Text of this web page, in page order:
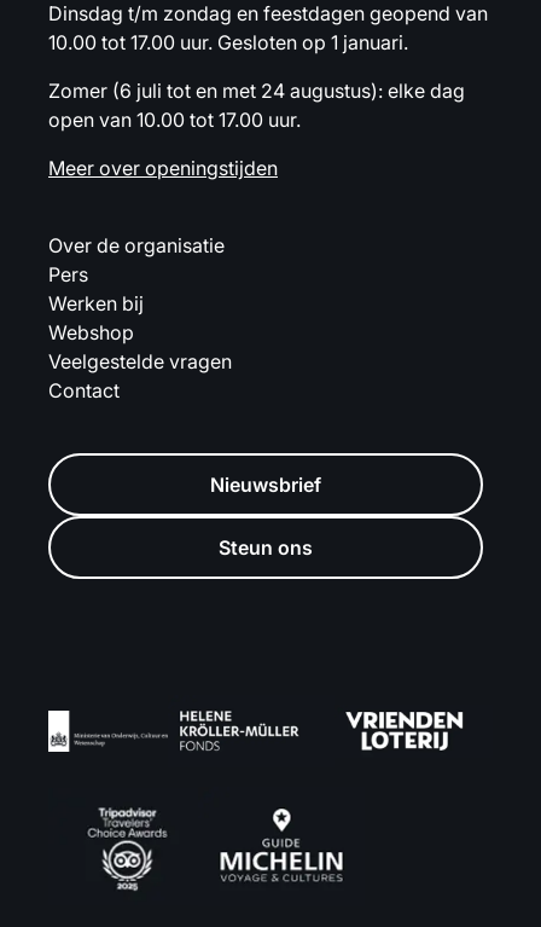
Dinsdag t/m zondag en feestdagen geopend van
10.00 tot 17.00 uur. Gesloten op 1 januari.
Zomer (6 juli tot en met 24 augustus): elke dag
open van 10.00 tot 17.00 uur.
Meer over openingstijden
Over de organisatie
Pers
Werken bij
Webshop
Veelgestelde vragen
Contact
Nieuwsbrief
Steun ons